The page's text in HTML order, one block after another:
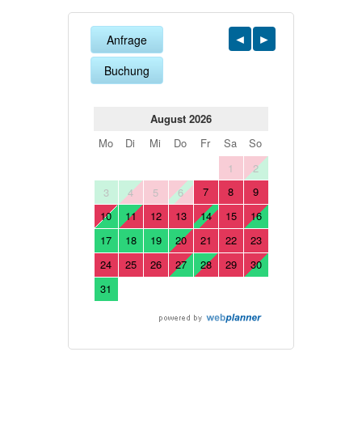
Anfrage
Buchung
August 2026
Mo
Di Mi Do Fr Sa
So
1
2
3
4 5 6 7 8
9
10
11 12 13 14 15
16
17
18 19 20 21 22
23
24
25 26 27 28 29
30
31